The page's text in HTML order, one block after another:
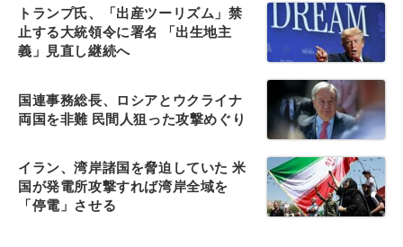
トランプ氏、「出産ツーリズム」禁
止する大統領令に署名 「出生地主
義」見直し継続へ
国連事務総長、ロシアとウクライナ
両国を非難 民間人狙った攻撃めぐり
イラン、湾岸諸国を脅迫していた 米
国が発電所攻撃すれば湾岸全域を
「停電」させる